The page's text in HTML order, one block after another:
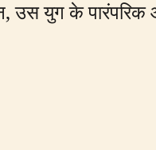
उस युग के पारंपरिक